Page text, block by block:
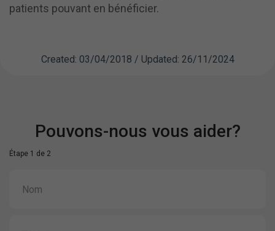
patients pouvant en bénéficier.
Created: 03/04/2018 / Updated: 26/11/2024
Pouvons-nous vous aider?
Étape 1 de 2